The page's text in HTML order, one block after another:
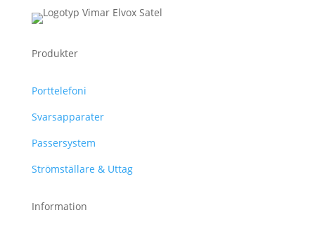
Produkter
Porttelefoni
Svarsapparater
Passersystem
Strömställare & Uttag
Information